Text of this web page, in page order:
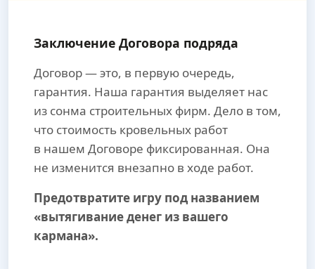
Заключение Договора подряда
Договор — это, в первую очередь,
гарантия. Наша гарантия выделяет нас
из сонма строительных фирм. Дело в том,
что стоимость кровельных работ
в нашем Договоре фиксированная. Она
не изменится внезапно в ходе работ.
Предотвратите игру под названием
«вытягивание денег из вашего
кармана».